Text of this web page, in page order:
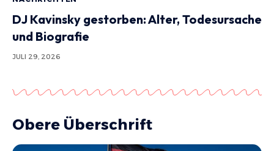
DJ Kavinsky gestorben: Alter, Todesursache
und Biografie
JULI 29, 2026
Obere Überschrift